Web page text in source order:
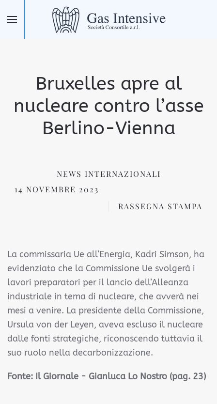
Skip to main content
Bruxelles apre al
nucleare contro l’asse
Berlino-Vienna
NEWS INTERNAZIONALI
14 NOVEMBRE 2023
RASSEGNA STAMPA
La commissaria Ue all’Energia, Kadri Simson, ha
evidenziato che la Commissione Ue svolgerà i
lavori preparatori per il lancio dell’Alleanza
industriale in tema di nucleare, che avverà nei
mesi a venire. La presidente della Commissione,
Ursula von der Leyen, aveva escluso il nucleare
dalle fonti strategiche, riconoscendo tuttavia il
suo ruolo nella decarbonizzazione.
Fonte: Il Giornale - Gianluca Lo Nostro (pag. 23)